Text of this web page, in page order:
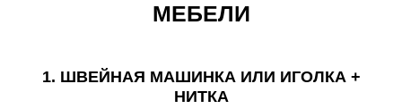
МЕБЕЛИ
1. ШВЕЙНАЯ МАШИНКА ИЛИ ИГОЛКА +
НИТКА